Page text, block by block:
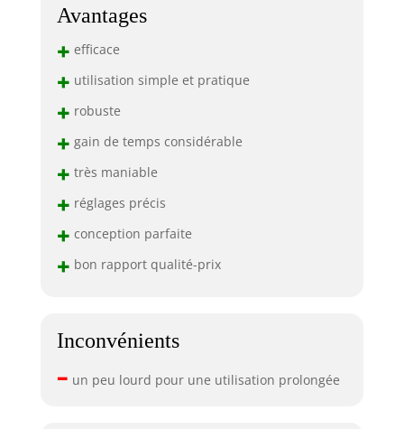
Avantages
+ efficace
+ utilisation simple et pratique
+ robuste
+ gain de temps considérable
+ très maniable
+ réglages précis
+ conception parfaite
+ bon rapport qualité-prix
Inconvénients
– un peu lourd pour une utilisation prolongée